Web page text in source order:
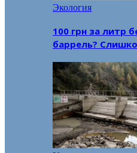
Экология
100 грн за литр
баррель?